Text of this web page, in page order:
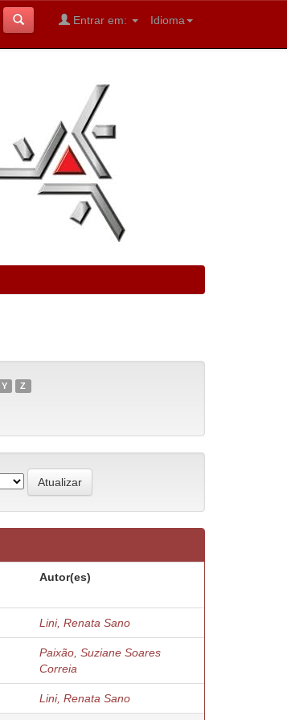
Idioma
Entrar em:
Y Z
Autor(es)
Lini, Renata Sano
Paixão, Suziane Soares
Correia
Lini, Renata Sano